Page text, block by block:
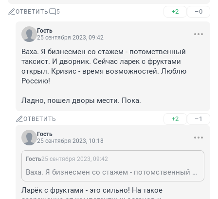
ОТВЕТИТЬ 5 +2 –0
Гость
25 сентября 2023, 09:42
Ваха. Я бизнесмен со стажем - потомственный
таксист. И дворник. Сейчас ларек с фруктами
открыл. Кризис - время возможностей. Люблю
Россию!
Ладно, пошел дворы мести. Пока.
ОТВЕТИТЬ +2 –1
Гость
25 сентября 2023, 10:18
Гость25 сентября 2023, 09:42
Ваха. Я бизнесмен со стажем - потомственный таксист. И дворник. Сейчас ларек с фруктами открыл. Кризис - время возможностей. Люблю Россию! Ладно, пошел дворы мести. Пока.
Ларёк с фруктами - это сильно! На такое